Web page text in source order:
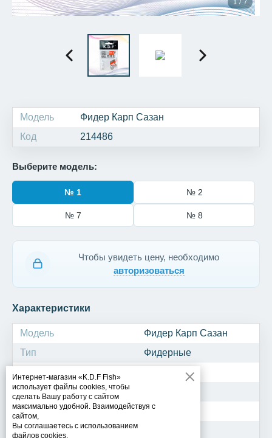
Интернет-магазин «K.D.F Fish»
использует файлы cookies, чтобы
сделать Вашу работу с сайтом
максимально удобной. Взаимодействуя с
сайтом,
Вы соглашаетесь с использованием
файлов cookies.
1 / 7
Модель
Фидер Карп Сазан
Код
214486
Выберите модель:
№ 1 № 2
№ 7 № 8
Чтобы увидеть цену, необходимо
авторизоваться
Характеристики
Модель
Фидер Карп Сазан
Тип
Фидерные
Заводской артикул
Количество штук
Крепление
Ушко
Крючок